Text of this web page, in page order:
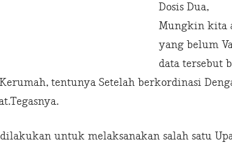
Dosis Dua,
Mungkin kita
yang belum
data tersebut
tentunya Setelah berkordinasi
untuk melaksanakan salah satu